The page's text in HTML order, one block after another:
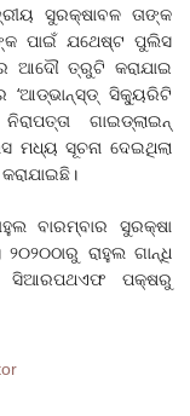
ସୁରକ୍ଷାବଳ ତାଙ୍କ
ପାଇଁ ଯଥେଷ୍ଟ ପୁଲିସ
ଆଦୌ ତ୍ରୁଟି କରାଯାଇ
‘ଆଡ୍‌ଭାନ୍‌ସ୍‌ଡ୍‌ ସିକ୍ୟୁରିଟି
ଗାଇଡ୍‌ଲାଇନ୍‌
ମଧ୍ୟ ସୂଚନା ଦେଇଥିଲା
ବାରମ୍ବାର ସୁରକ୍ଷା
ରାହୁଲ ଗାନ୍ଧି
ସିଆରପଥଏଫ ପକ୍ଷରୁ